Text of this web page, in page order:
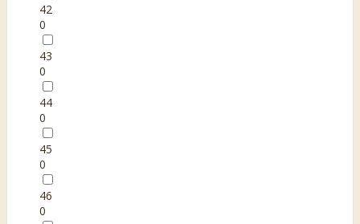
42
0
43
0
44
0
45
0
46
0